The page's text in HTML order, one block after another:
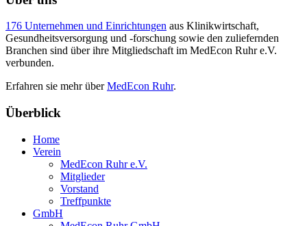
176 Unternehmen und Einrichtungen aus Klinikwirtschaft,
Gesundheitsversorgung und -forschung sowie den zuliefernden
Branchen sind über ihre Mitgliedschaft im MedEcon Ruhr e.V.
verbunden.
Erfahren sie mehr überMedEcon Ruhr.
Überblick
Home
Verein
MedEcon Ruhr e.V.
Mitglieder
Vorstand
Treffpunkte
GmbH